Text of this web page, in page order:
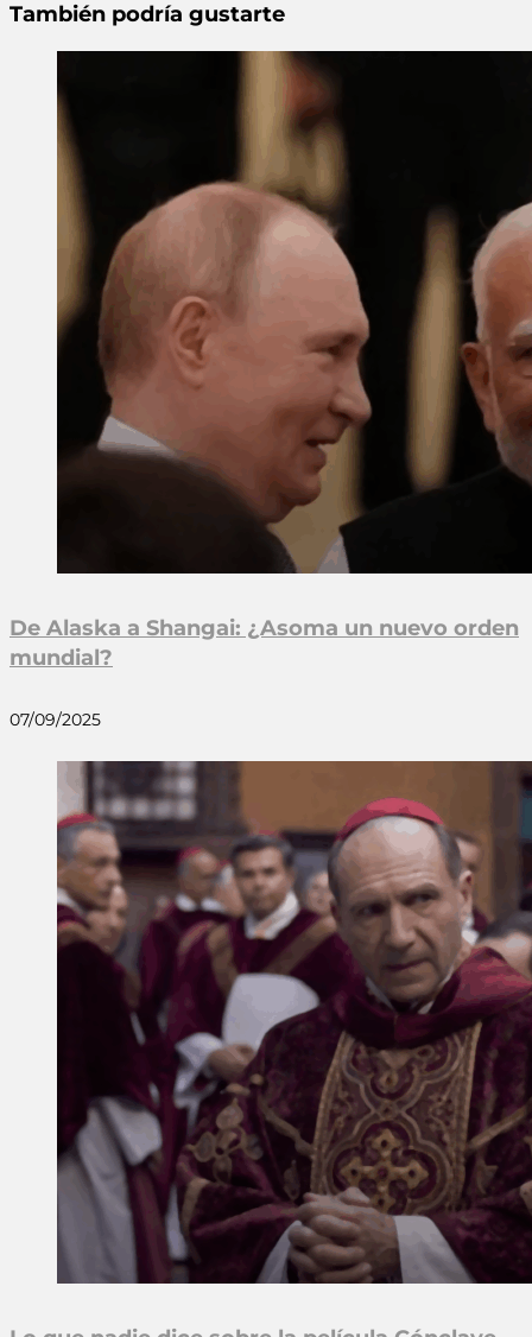
También podría gustarte
De Alaska a Shangai: ¿Asoma un nuevo orden
mundial?
07/09/2025